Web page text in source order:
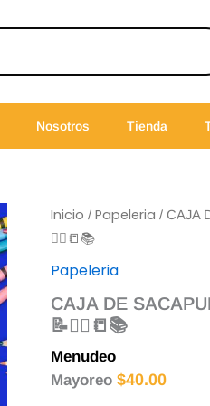
Nosotros Tienda
Inicio / Papeleria / CAJA
✍🏻📒📚
Papeleria
CAJA DE
📝✍🏻📒📚
Menudeo
Mayoreo $40.00